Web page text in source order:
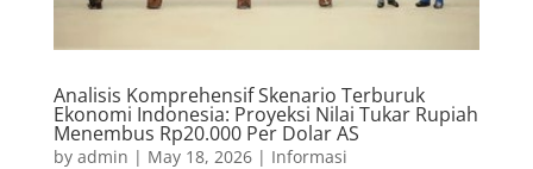
Analisis Komprehensif Skenario Terburuk
Ekonomi Indonesia: Proyeksi Nilai Tukar Rupiah
Menembus Rp20.000 Per Dolar AS
by admin | May 18, 2026| Informasi